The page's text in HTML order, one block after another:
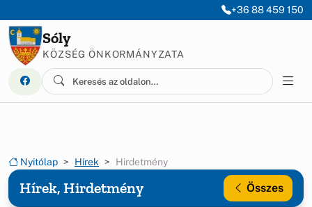
+36 88 459 150
Sóly
KÖZSÉG ÖNKORMÁNYZATA
Nyitólap Hírek Hirdetmény
Hírek, Hirdetmény Összes